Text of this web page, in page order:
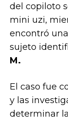
del copiloto
mini uzi,
encontró
sujeto
M.
El caso fue
y las
determinar